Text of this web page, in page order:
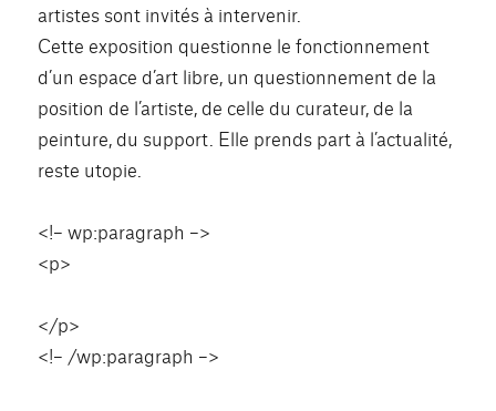
artistes sont invités à intervenir.
Cette exposition questionne le fonctionnement
d’un espace d’art libre, un questionnement de la
position de l’artiste, de celle du curateur, de la
peinture, du support. Elle prends part à l’actualité,
reste utopie.
<!– wp:paragraph –>
<p>
</p>
<!– /wp:paragraph –>